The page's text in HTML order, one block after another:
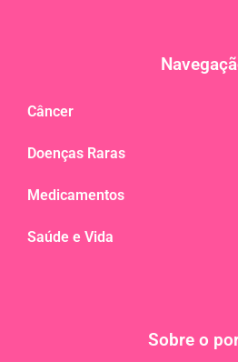
Câncer
Doenças Raras
Medicamentos
Saúde e Vida
Sobre o